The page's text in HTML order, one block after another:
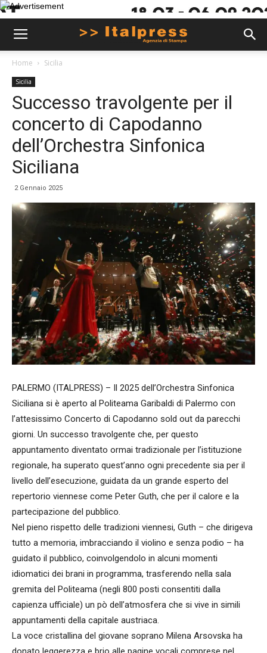
Home Sicilia
Sicilia
Successo travolgente per il
concerto di Capodanno
dell’Orchestra Sinfonica
Siciliana
2 Gennaio 2025
PALERMO (ITALPRESS) – Il 2025 dell’Orchestra Sinfonica
Siciliana si è aperto al Politeama Garibaldi di Palermo con
l’attesissimo Concerto di Capodanno sold out da parecchi
giorni. Un successo travolgente che, per questo
appuntamento diventato ormai tradizionale per l’istituzione
regionale, ha superato quest’anno ogni precedente sia per il
livello dell’esecuzione, guidata da un grande esperto del
repertorio viennese come Peter Guth, che per il calore e la
partecipazione del pubblico.
Nel pieno rispetto delle tradizioni viennesi, Guth – che dirigeva
tutto a memoria, imbracciando il violino e senza podio – ha
guidato il pubblico, coinvolgendolo in alcuni momenti
idiomatici dei brani in programma, trasferendo nella sala
gremita del Politeama (negli 800 posti consentiti dalla
capienza ufficiale) un pò dell’atmosfera che si vive in simili
appuntamenti della capitale austriaca.
La voce cristallina del giovane soprano Milena Arsovska ha